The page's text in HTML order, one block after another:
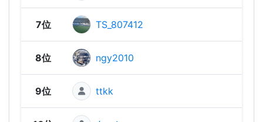
7位 TS_807412
8位 ngy2010
9位 ttkk